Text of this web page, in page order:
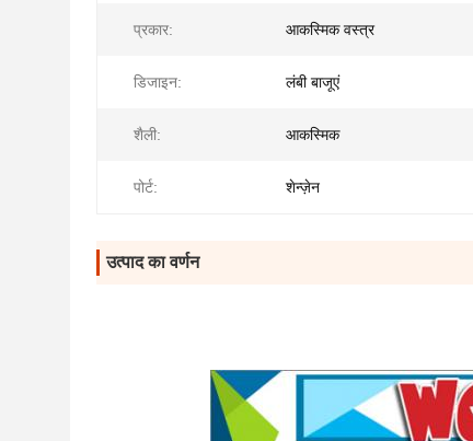
प्रकार: आकस्मिक वस्त्र
डिजाइन: लंबी बाजूएं
शैली: आकस्मिक
पोर्ट: शेन्ज़ेन
उत्पाद का वर्णन